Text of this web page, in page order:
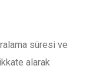
süresi ve
alarak